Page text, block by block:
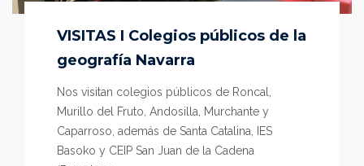
VISITAS I Colegios públicos de la
geografía Navarra
Nos visitan colegios públicos de Roncal,
Murillo del Fruto, Andosilla, Murchante y
Caparroso, además de Santa Catalina, IES
Basoko y CEIP San Juan de la Cadena